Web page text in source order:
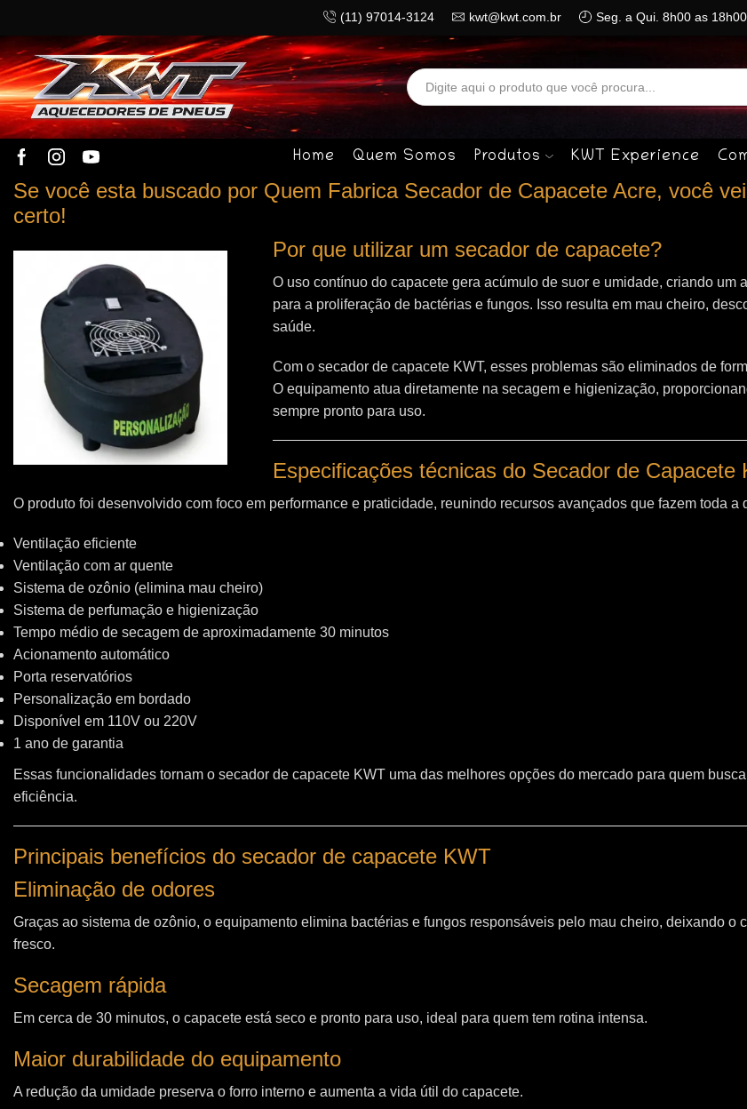
(11) 97014-3124 kwt@kwt.com.br Seg. a Qui. 8h00 as
Search
input
Home Quem Somos Produtos KWT Experience
Se você esta buscado por Quem Fabrica Secador de Capacete Acre, você
certo!
Por que utilizar um secador de capacete?
O uso contínuo do capacete gera acúmulo de suor e umidade, criando um
para a proliferação de bactérias e fungos. Isso resulta em mau cheiro,
saúde.
Com o secador de capacete KWT, esses problemas são eliminados de
O equipamento atua diretamente na secagem e higienização,
sempre pronto para uso.
Especificações técnicas do Secador de Capacete
O produto foi desenvolvido com foco em performance e praticidade, reunindo recursos avançados que fazem toda a
Ventilação eficiente
Ventilação com ar quente
Sistema de ozônio (elimina mau cheiro)
Sistema de perfumação e higienização
Tempo médio de secagem de aproximadamente 30 minutos
Acionamento automático
Porta reservatórios
Personalização em bordado
Disponível em 110V ou 220V
1 ano de garantia
Essas funcionalidades tornam o secador de capacete KWT uma das melhores opções do mercado para quem
eficiência.
Principais benefícios do secador de capacete KWT
Eliminação de odores
Graças ao sistema de ozônio, o equipamento elimina bactérias e fungos responsáveis pelo mau cheiro, deixando o
fresco.
Secagem rápida
Em cerca de 30 minutos, o capacete está seco e pronto para uso, ideal para quem tem rotina intensa.
Maior durabilidade do equipamento
A redução da umidade preserva o forro interno e aumenta a vida útil do capacete.